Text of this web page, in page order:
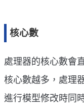
核心數
處理器的核心數會
核心數越多，處理
進行模型修改時同